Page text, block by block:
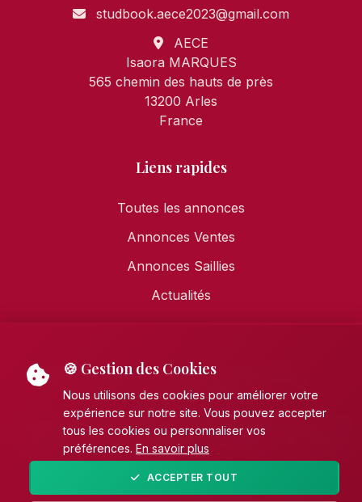
studbook.aece2023@gmail.com
AECE
Isaora MARQUES
565 chemin des hauts de près
13200 Arles
France
Liens rapides
Toutes les annonces
Annonces Ventes
Annonces Saillies
Actualités
Mentions légales • Politique de confidentialité
Politique de cookies
© 2026 AECE - Association Française des Éleveurs de
Chevaux de pure race Espagnole (PRE). Tous droits
réservés.
🍪 Gestion des Cookies
Nous utilisons des cookies pour améliorer votre
expérience sur notre site. Vous pouvez accepter
tous les cookies ou personnaliser vos
préférences. En savoir plus
ACCEPTER TOUT